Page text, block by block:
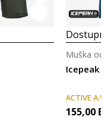
Icepeak
Muška
ACTIVE
155,00